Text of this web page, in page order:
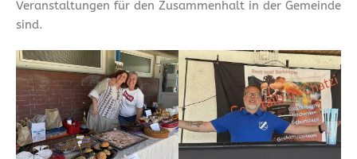
Veranstaltungen für den Zusammenhalt in der Gemeinde
sind.